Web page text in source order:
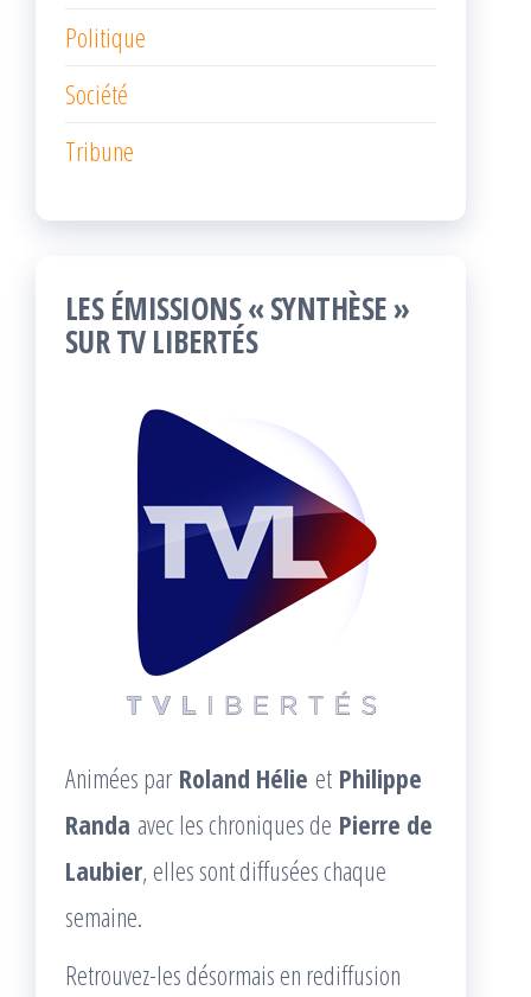
Politique
Société
Tribune
LES ÉMISSIONS « SYNTHÈSE »
SUR TV LIBERTÉS
Animées par Roland Hélie et Philippe
Randa avec les chroniques de Pierre de
Laubier, elles sont diffusées chaque
semaine.
Retrouvez-les désormais en rediffusion